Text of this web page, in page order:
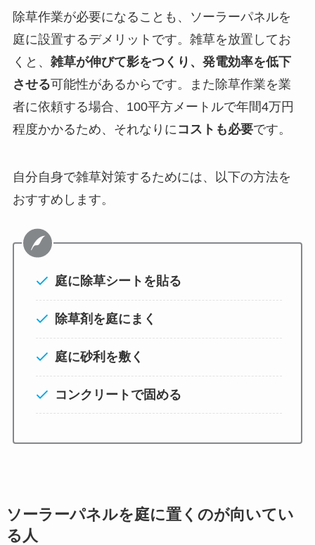
除草作業が必要になることも、ソーラーパネルを
庭に設置するデメリットです。雑草を放置してお
くと、 雑草が伸びて影をつくり、発電効率を低下
させる可能性があるからです。また除草作業を業
者に依頼する場合、100平方メートルで年間4万円
程度かかるため、それなりにコストも必要です。
自分自身で雑草対策するためには、以下の方法を
おすすめします。
庭に除草シートを貼る
除草剤を庭にまく
庭に砂利を敷く
コンクリートで固める
ソーラーパネルを庭に置くのが向いてい
る人